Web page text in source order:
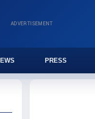
ADVERTISEMENT
PRESS